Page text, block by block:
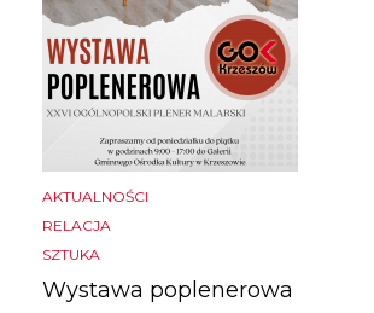
AKTUALNOŚCI
RELACJA
SZTUKA
Wystawa poplenerowa